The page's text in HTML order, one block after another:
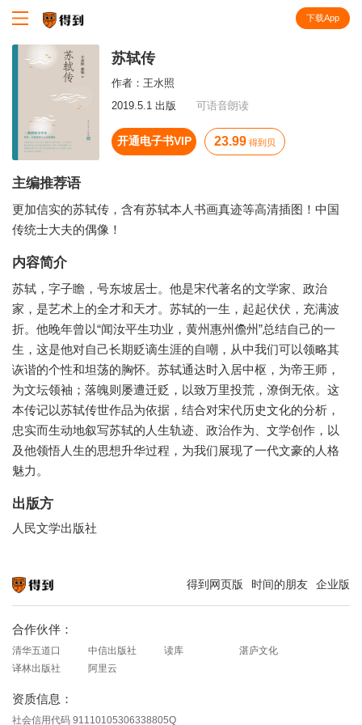
下载App
苏轼传
作者： 王水照
2019.5.1 出版
可语音朗读
开通电子书VIP 23.99 得到贝
主编推荐语
更加信实的苏轼传，含有苏轼本人书画真迹等高清插图！中国
传统士大夫的偶像！
内容简介
苏轼，字子瞻，号东坡居士。他是宋代著名的文学家、政治
家，是艺术上的全才和天才。苏轼的一生，起起伏伏，充满波
折。他晚年曾以“闻汝平生功业，黄州惠州儋州”总结自己的一
生，这是他对自己长期贬谪生涯的自嘲，从中我们可以领略其
诙谐的个性和坦荡的胸怀。苏轼通达时入居中枢，为帝王师，
为文坛领袖；落魄则屡遭迁贬，以致万里投荒，潦倒无依。这
本传记以苏轼传世作品为依据，结合对宋代历史文化的分析，
忠实而生动地叙写苏轼的人生轨迹、政治作为、文学创作，以
及他领悟人生的思想升华过程，为我们展现了一代文豪的人格
魅力。
出版方
人民文学出版社
得到网页版 时间的朋友 企业版
合作伙伴：
清华五道口 中信出版社 读库
湛庐文化
译林出版社
阿里云
资质信息：
社会信用代码 91110105306338805Q